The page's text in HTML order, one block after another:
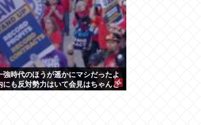
強時代のほうが遥かにマシだったよ
にも反対勢力はいて会見はちゃんと